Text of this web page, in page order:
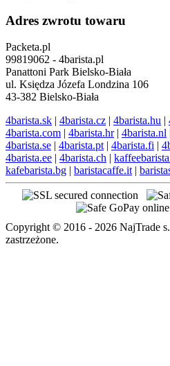
Adres zwrotu towaru
Packeta.pl
99819062 - 4barista.pl
Panattoni Park Bielsko-Biała
ul. Księdza Józefa Londzina 106
43-382 Bielsko-Biała
4barista.sk | 4barista.cz | 4barista.hu |
4barista.com | 4barista.hr| 4barista.nl
4barista.se | 4barista.pt | 4barista.fi |
4barista.ee | 4barista.ch |
kafebarista.bg | baristacaffe.it |
Copyright © 2016 - 2026 NajTrade
zastrzeżone.